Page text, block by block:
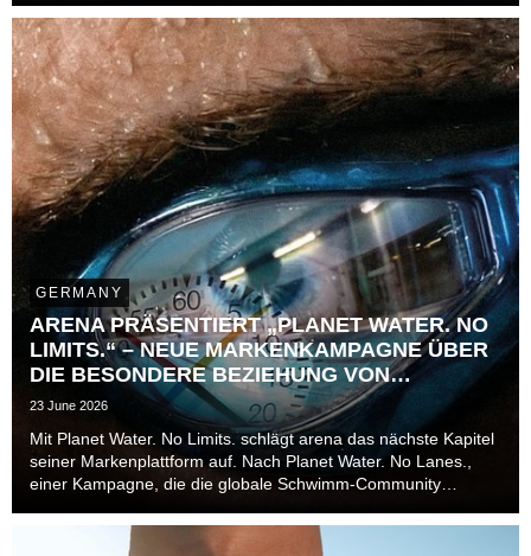
und 2025 in Singapur für Furore in der Szene.
GERMANY
ARENA PRÄSENTIERT „PLANET WATER. NO
LIMITS.“ – NEUE MARKENKAMPAGNE ÜBER
DIE BESONDERE BEZIEHUNG VON
ATHLET*INNEN ZUR ZEIT
23 June 2026
Mit Planet Water. No Limits. schlägt arena das nächste Kapitel
seiner Markenplattform auf. Nach Planet Water. No Lanes.,
einer Kampagne, die die globale Schwimm-Community
Mittelpunkt stellte, richtet die Marke ...